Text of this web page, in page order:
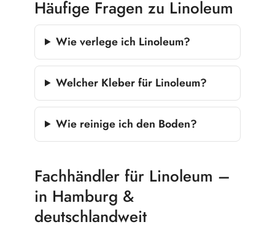
Häufige Fragen zu Linoleum
Wie verlege ich Linoleum?
Welcher Kleber für Linoleum?
Wie reinige ich den Boden?
Fachhändler für Linoleum –
in Hamburg &
deutschlandweit